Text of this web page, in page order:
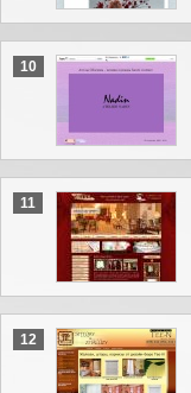
10
11
12